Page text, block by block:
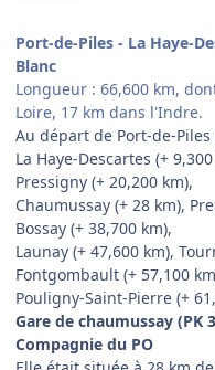
Port-de-Piles - La Haye-
Blanc
Longueur : 66,600 km,
Loire, 17 km dans l'Indre.
Au départ de Port-de-
La Haye-Descartes (+
Pressigny (+ 20,200 km),
Chaumussay (+ 28 km),
Bossay (+ 38,700 km),
Launay (+ 47,600 km),
Fontgombault (+ 57,100
Pouligny-Saint-Pierre (+
Gare de chaumussay (PK
Compagnie du PO